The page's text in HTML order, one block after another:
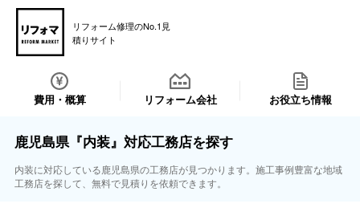
リフォーム修理のNo.1見
積りサイト
費用・概算 リフォーム会社 お役立ち情報
鹿児島県『内装』対応工務店を探す
内装に対応している鹿児島県の工務店が見つかります。施工事例豊富な地域
工務店を探して、無料で見積りを依頼できます。